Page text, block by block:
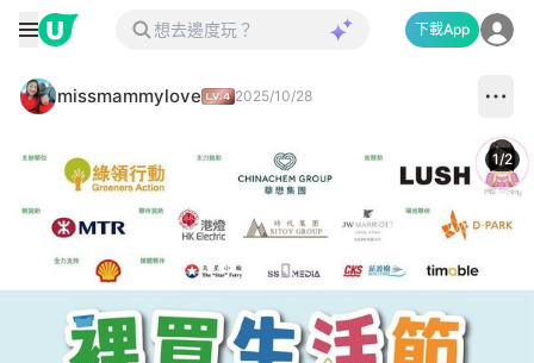
下載App
missmammylove 2025/10/28
1/2